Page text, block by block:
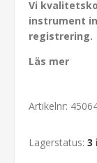
Vi
instrument
registrering.
Läs mer
Artikelnr:
Lagerstatus: 3